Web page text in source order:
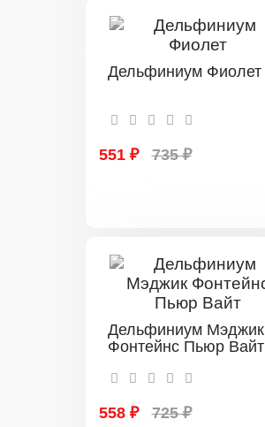
Дельфиниум Фиолет
551 ₽ 735 ₽
Дельфиниум Мэджик
Фонтейнс Пьюр Вайт
558 ₽ 725 ₽